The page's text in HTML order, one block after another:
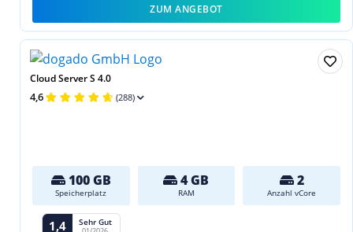
ZUM ANGEBOT
Cloud Server S 4.0
4,6 (288)
100 GB
Speicherplatz
4 GB
RAM
2
Anzahl vCore
1,4 Sehr Gut